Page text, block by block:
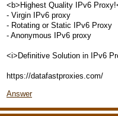
<b>Highest Quality IPv6
- Virgin IPv6 proxy
- Rotating or Static IPv6 Proxy
- Anonymous IPv6 proxy
<i>Definitive Solution in IPv6
https://datafastproxies.com/
Answer